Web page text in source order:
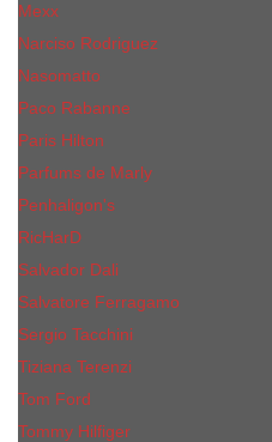
Mexx
Narciso Rodriguez
Nasomatto
Paco Rabanne
Paris Hilton
Parfums de Marly
Penhaligon​'s
RicHarD
Salvador Dali
Salvatore Ferragamo
Sergio Tacchini
Tiziana Terenzi
Tom Ford
Tommy Hilfiger